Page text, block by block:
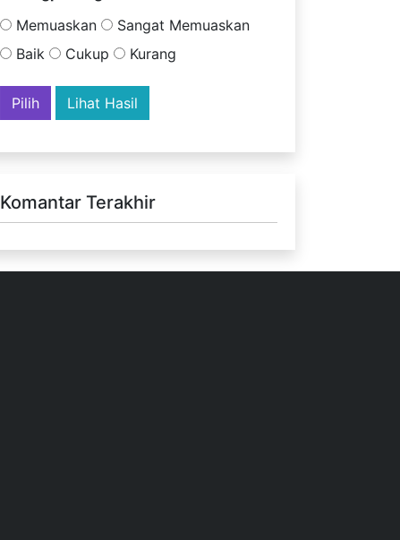
Memuaskan
Sangat Memuaskan
Baik
Cukup Kurang
Lihat Hasil
Komantar Terakhir